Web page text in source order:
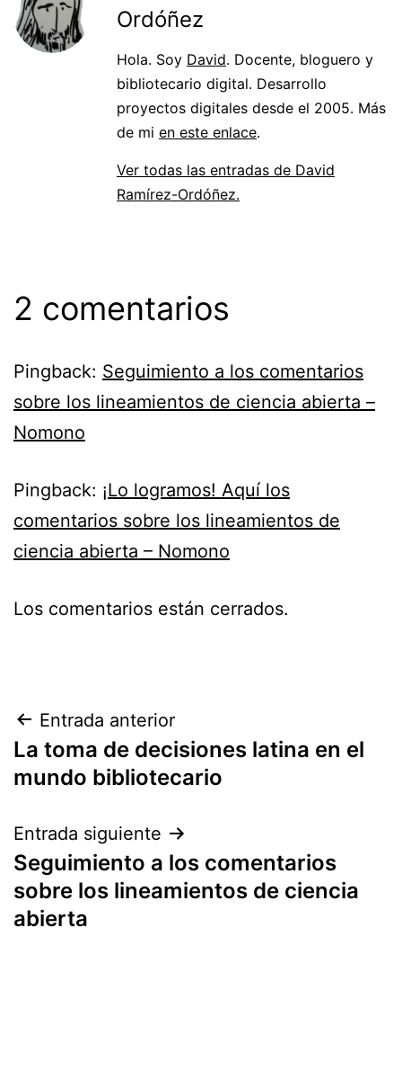
Ordóñez
Hola. Soy David. Docente, bloguero y
bibliotecario digital. Desarrollo
proyectos digitales desde el 2005. Más
de mi en este enlace.
Ver todas las entradas de David
Ramírez-Ordóñez.
2 comentarios
Pingback: Seguimiento a los comentarios
sobre los lineamientos de ciencia abierta –
Nomono
Pingback: ¡Lo logramos! Aquí los
comentarios sobre los lineamientos de
ciencia abierta – Nomono
Los comentarios están cerrados.
Navegación
de
Entrada anterior
La toma de decisiones latina en el
mundo bibliotecario
Entrada siguiente
Seguimiento a los comentarios
sobre los lineamientos de ciencia
abierta